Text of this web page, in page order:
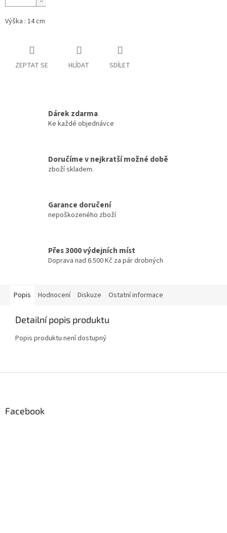
Výška : 14 cm
ZEPTAT SE HLÍDAT SDÍLET
Dárek zdarma
Ke každé objednávce
Doručíme v nejkratší možné době
zboží skladem.
Garance doručení
nepoškozeného zboží
Přes 3000 výdejních míst
Doprava nad 6.500 Kč za pár drobných
Popis Hodnocení Diskuze Ostatní informace
Detailní popis produktu
Popis produktu není dostupný
Facebook